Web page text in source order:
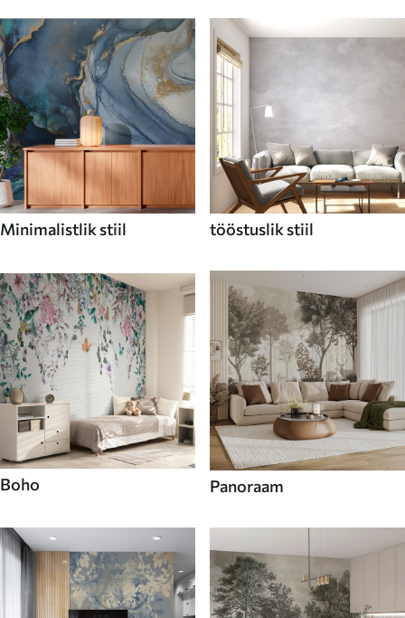
Minimalistlik stiil tööstuslik stiil
Boho Panoraam